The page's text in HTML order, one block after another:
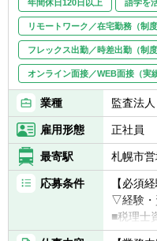
年間休日120日以上 語学を
リモートワーク／在宅勤務（制度
フレックス出勤／時差出勤（制度
オンライン面接／WEB面接（実
業種 監査法
雇用形態 正社員
最寄駅 札幌市
応募条件
【必須
▽経験・
■税理士
■試験科